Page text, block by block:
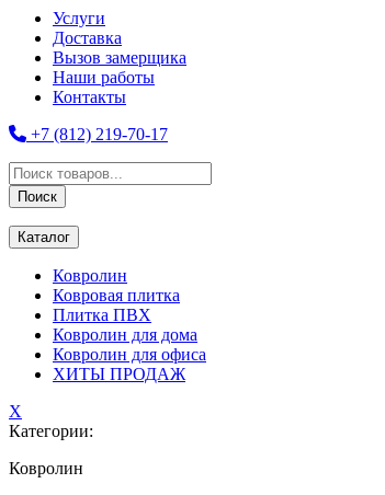
Услуги
Доставка
Вызов замерщика
Наши работы
Контакты
+7 (812) 219-70-17
Поиск
товаров
Поиск
Каталог
Ковролин
Ковровая плитка
Плитка ПВХ
Ковролин для дома
Ковролин для офиса
ХИТЫ ПРОДАЖ
X
Категории:
Ковролин